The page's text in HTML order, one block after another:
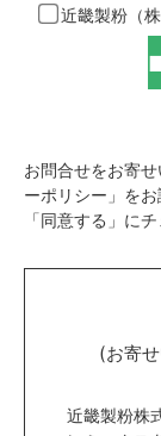
近畿製粉（
お問合せをお寄
ーポリシー」をお
「同意する」に
(お寄
近畿製粉株